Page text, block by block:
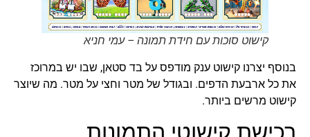
קישוט סוכות עם חידת תמונה – עמי חניא
בנוסף יצרנו קישוט ענק מודפס על בד סטאן, שבו יש במרוכז
את כל ארבעת הדפים. ובגודל של מטר וחצי על מטר. מה שיוצר
קישוט מרשים ביותר.